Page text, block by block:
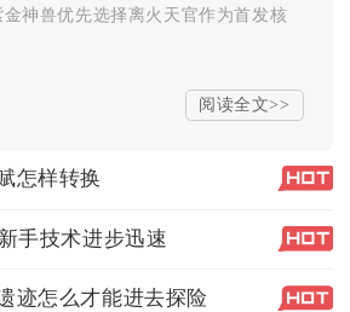
神兽优先选择离火天官作为首发核
阅读全文>>
怎样转换
手技术进步迅速
迹怎么才能进去探险